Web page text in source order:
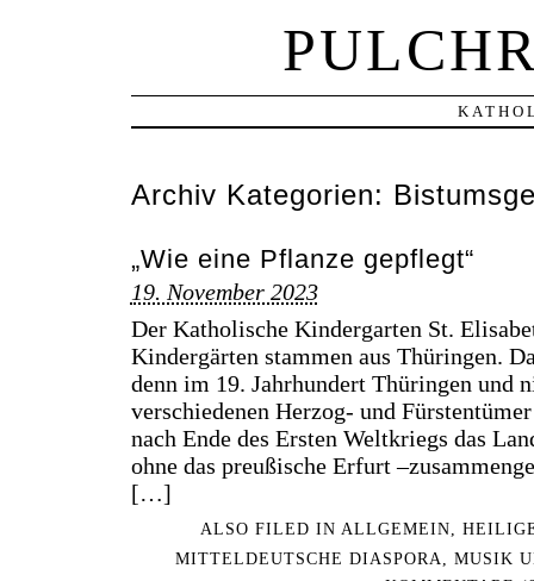
Archiv Kategorien:
„Wie eine Pflanze gepflegt“
19. November 2023
Der Katholische Kindergarten St.
Kindergärten stammen aus Thüringen.
denn im 19. Jahrhundert Thüringen und
verschiedenen Herzog- und
nach Ende des Ersten Weltkriegs das
ohne das preußische Erfurt
[…]
ALSO FILED IN ALLGEMEIN
MITTELDEUTSCHE DIASPORA
MUSIK